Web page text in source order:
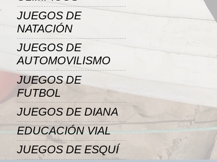
JUEGOS DE
NATACIÓN
JUEGOS DE
AUTOMOVILISMO
JUEGOS DE
FUTBOL
JUEGOS DE DIANA
EDUCACIÓN VIAL
JUEGOS DE ESQUÍ